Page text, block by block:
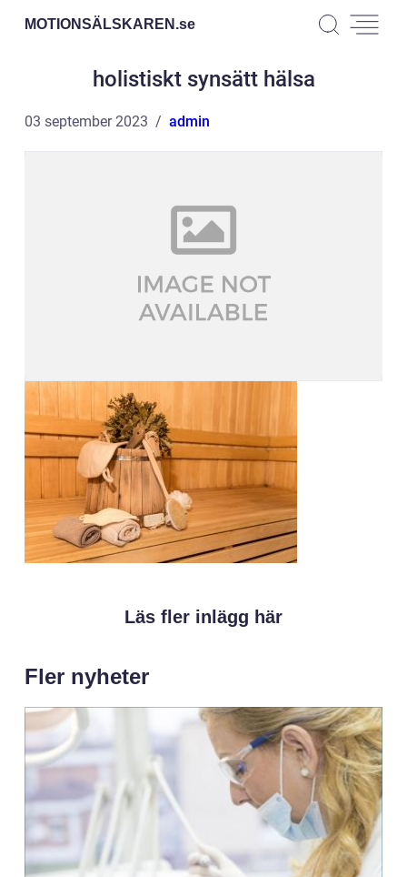
MOTIONSÄLSKAREN.se
holistiskt synsätt hälsa
03 september 2023 admin
Läs fler inlägg här
Fler nyheter